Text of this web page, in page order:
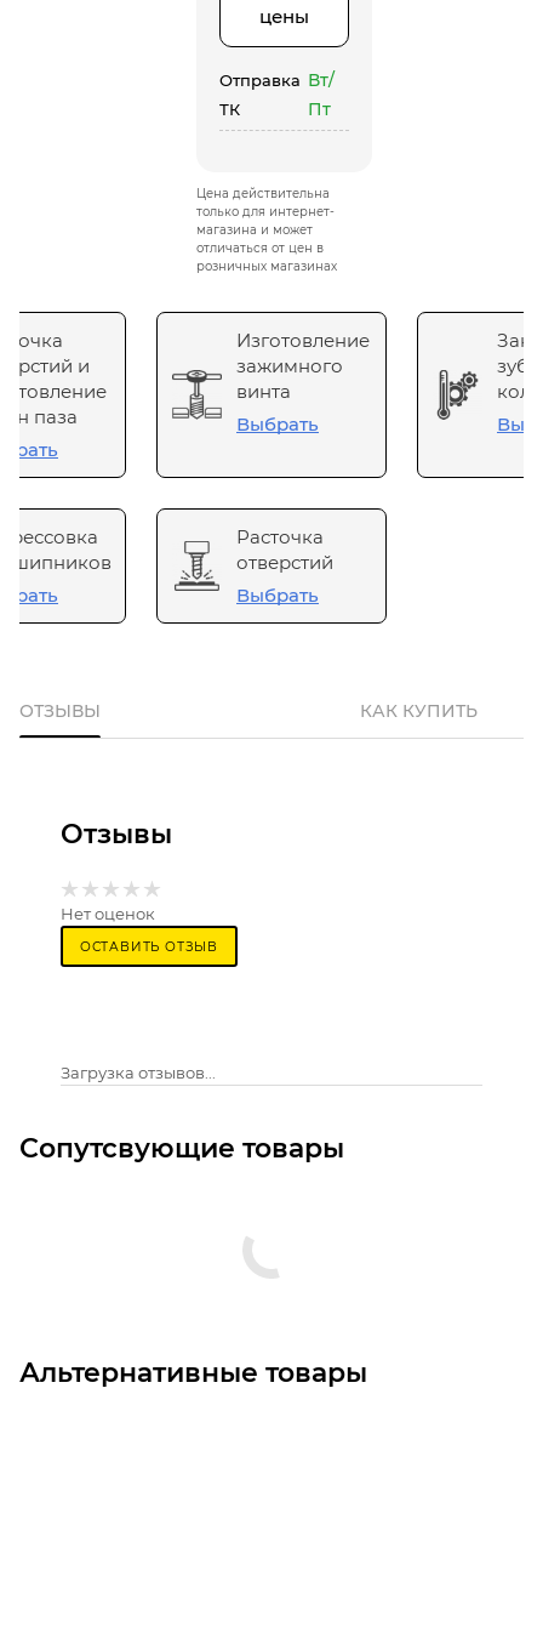
цены
Отправка
ТК
Вт/
Пт
Цена действительна
только для интернет-
магазина и может
отличаться от цен в
розничных магазинах
и
паза
Изготовление
зажимного
винта
Выбрать
Расточка
отверстий
Выбрать
ОТЗЫВЫ КАК КУПИТЬ
Отзывы
Нет оценок
ОСТАВИТЬ ОТЗЫВ
Загрузка отзывов...
Сопутсвующие товары
Альтернативные товары